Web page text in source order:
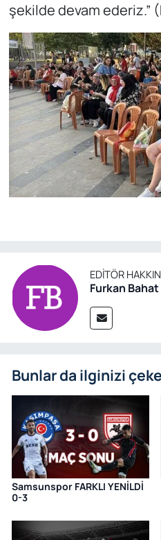
şekilde devam ederiz.”
EDITÖR
Furkan Bahat
Bunlar da ilginizi
Samsunspor FARKLI YENİLDİ
0-3